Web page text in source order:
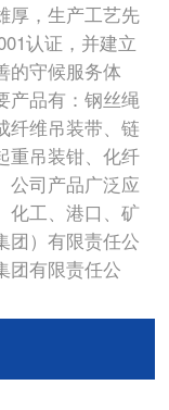
厚，生产工艺先
认证，并建立
的守候服务体
产品有：钢丝绳
纤维吊装带、链
重吊装钳、化纤
公司产品广泛应
化工、港口、矿
团）有限责任公
团有限责任公